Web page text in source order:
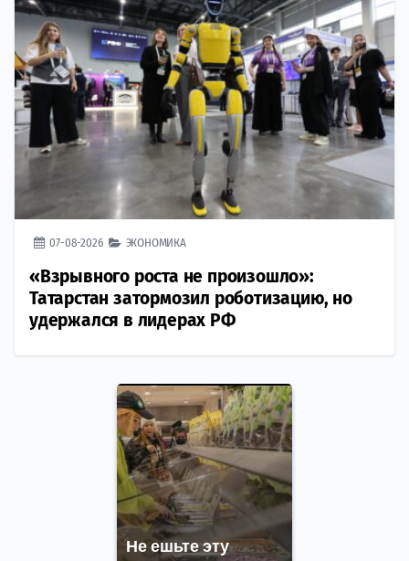
07-08-2026 ЭКОНОМИКА
«Взрывного роста не произошло»:
Татарстан затормозил роботизацию, но
удержался в лидерах РФ
Не ешьте эту